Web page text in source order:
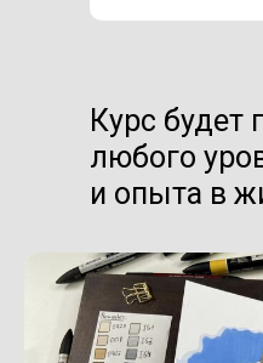
Курс будет
любого
и опыта в